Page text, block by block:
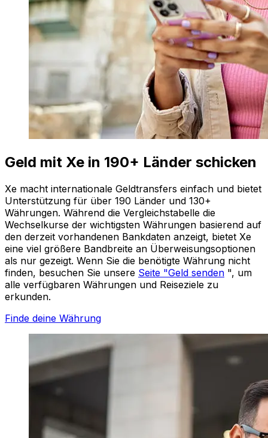
Geld mit Xe in 190+ Länder schicken
Xe macht internationale Geldtransfers einfach und bietet
Unterstützung für über 190 Länder und 130+
Währungen. Während die Vergleichstabelle die
Wechselkurse der wichtigsten Währungen basierend auf
den derzeit vorhandenen Bankdaten anzeigt, bietet Xe
eine viel größere Bandbreite an Überweisungsoptionen
als nur gezeigt. Wenn Sie die benötigte Währung nicht
finden, besuchen Sie unsere Seite "Geld senden ", um
alle verfügbaren Währungen und Reiseziele zu
erkunden.
Finde deine Währung